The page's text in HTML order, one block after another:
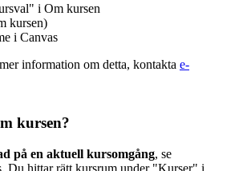
i Om kursen
kursen)
i Canvas
information om detta, kontakta e-
kursen?
på en aktuell kursomgång, se
Du hittar rätt kursrum under "Kurser" i